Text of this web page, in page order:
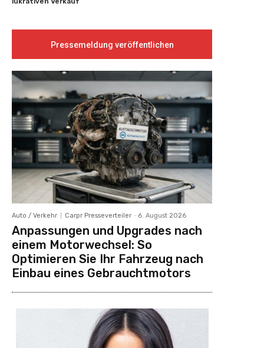
Pressemeldung veröffentlichen
Auto / Verkehr Carpr Presseverteiler - 6. August 2026
Anpassungen und Upgrades nach
einem Motorwechsel: So
Optimieren Sie Ihr Fahrzeug nach
Einbau eines Gebrauchtmotors